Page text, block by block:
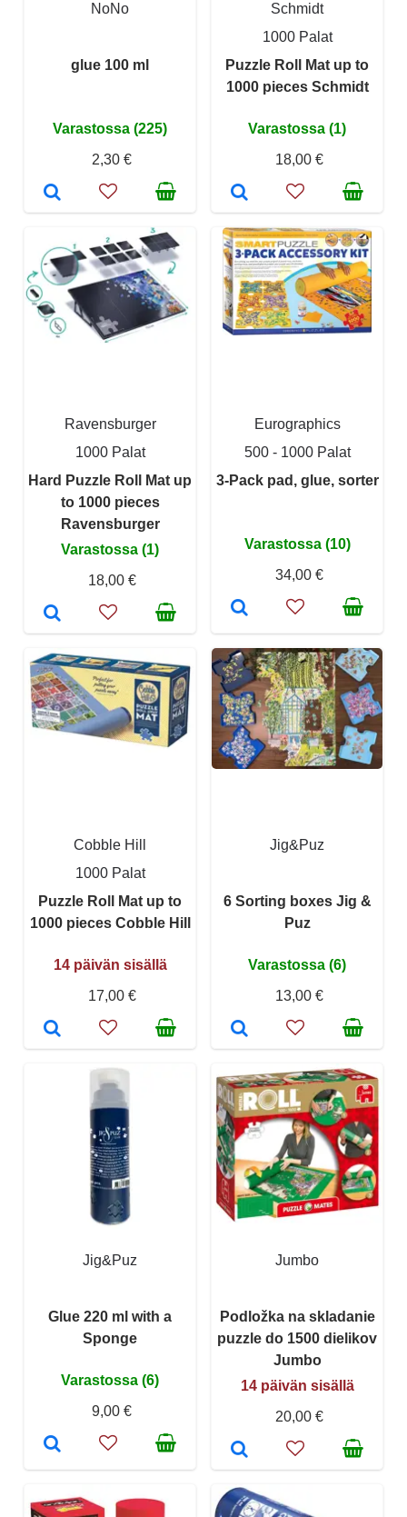
NoNo
glue 100 ml
Varastossa (225)
2,30 €
Schmidt
1000 Palat
Puzzle Roll Mat up to
1000 pieces Schmidt
Varastossa (1)
18,00 €
Ravensburger
1000 Palat
Hard Puzzle Roll Mat up
to 1000 pieces
Ravensburger
Varastossa (1)
18,00 €
Eurographics
500 - 1000 Palat
3-Pack pad, glue, sorter
Varastossa (10)
34,00 €
Cobble Hill
1000 Palat
Puzzle Roll Mat up to
1000 pieces Cobble Hill
14 päivän sisällä
17,00 €
Jig&Puz
6 Sorting boxes Jig &
Puz
Varastossa (6)
13,00 €
Jig&Puz
Glue 220 ml with a
Sponge
Varastossa (6)
9,00 €
Jumbo
Podložka na skladanie
puzzle do 1500 dielikov
Jumbo
14 päivän sisällä
20,00 €